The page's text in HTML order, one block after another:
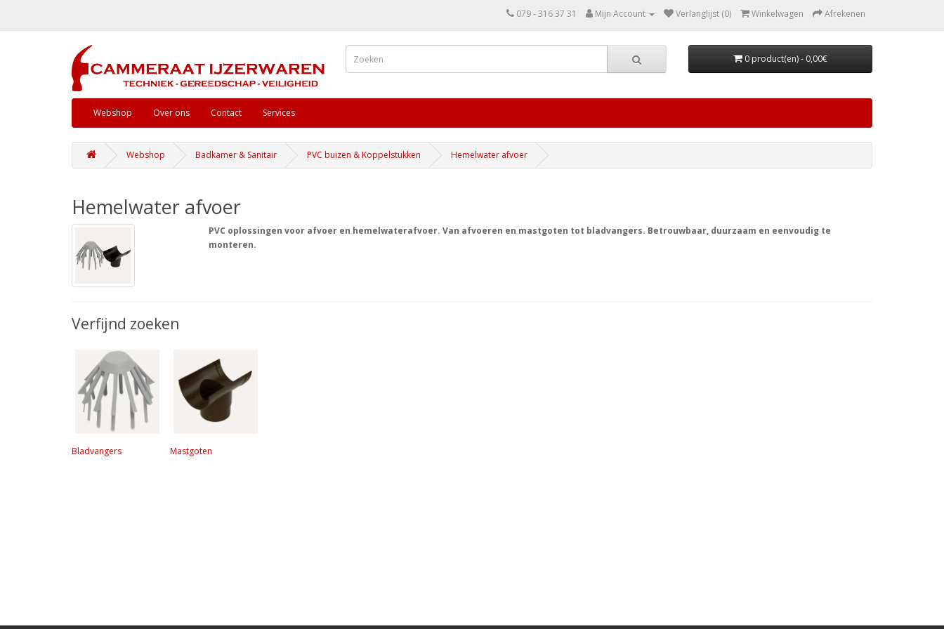
079 - 316 37 31 Mijn Account Verlanglijst (0) Winkelwagen Afrekenen
0 product(en) - 0,00€
Webshop Over ons Contact Services
Webshop Badkamer & Sanitair PVC buizen & Koppelstukken Hemelwater afvoer
Hemelwater afvoer
PVC oplossingen voor afvoer en hemelwaterafvoer. Van afvoeren en mastgoten tot bladvangers. Betrouwbaar, duurzaam en eenvoudig te
monteren.
Verfijnd zoeken
Bladvangers Mastgoten